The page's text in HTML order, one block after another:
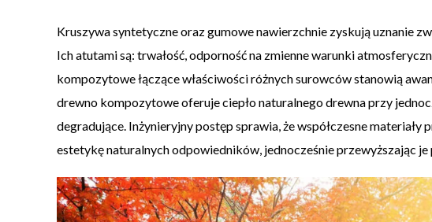
Kruszywa syntetyczne oraz gumowe nawierzchnie zyskują uznanie
Ich atutami są: trwałość, odporność na zmienne warunki
kompozytowe łączące właściwości różnych surowców stanowią
drewno kompozytowe oferuje ciepło naturalnego drewna przy
degradujące. Inżynieryjny postęp sprawia, że współczesne
estetykę naturalnych odpowiedników, jednocześnie przewyższając